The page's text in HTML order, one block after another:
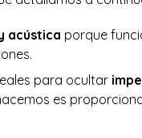
acústica porque
para ocultar
es